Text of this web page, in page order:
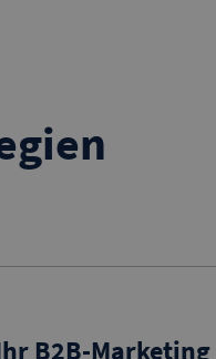
B2B-Marketing